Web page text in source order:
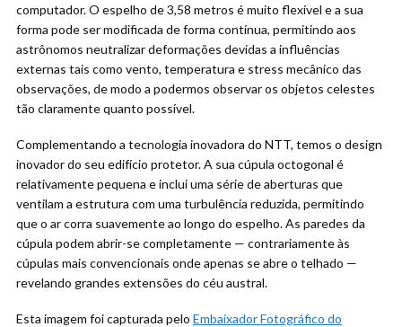
computador. O espelho de 3,58 metros é muito flexível e a sua
forma pode ser modificada de forma contínua, permitindo aos
astrônomos neutralizar deformações devidas a influências
externas tais como vento, temperatura e stress mecânico das
observações, de modo a podermos observar os objetos celestes
tão claramente quanto possível.
Complementando a tecnologia inovadora do NTT, temos o design
inovador do seu edifício protetor. A sua cúpula octogonal é
relativamente pequena e inclui uma série de aberturas que
ventilam a estrutura com uma turbulência reduzida, permitindo
que o ar corra suavemente ao longo do espelho. As paredes da
cúpula podem abrir-se completamente — contrariamente às
cúpulas mais convencionais onde apenas se abre o telhado —
revelando grandes extensões do céu austral.
Esta imagem foi capturada pelo Embaixador Fotográfico do